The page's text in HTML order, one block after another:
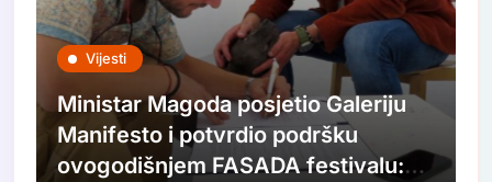
Vijesti
Ministar Magoda posjetio Galeriju
Manifesto i potvrdio podršku
ovogodišnjem FASADA festivalu: